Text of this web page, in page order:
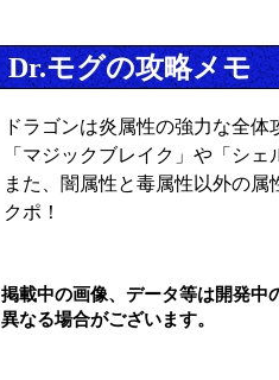
Dr.モグの攻略メモ
ドラゴンは炎属性の強力な全
「マジックブレイク」や「シ
また、闇属性と毒属性以外の
クポ！
掲載中の画像、データ等は開発中
異なる場合がございます。